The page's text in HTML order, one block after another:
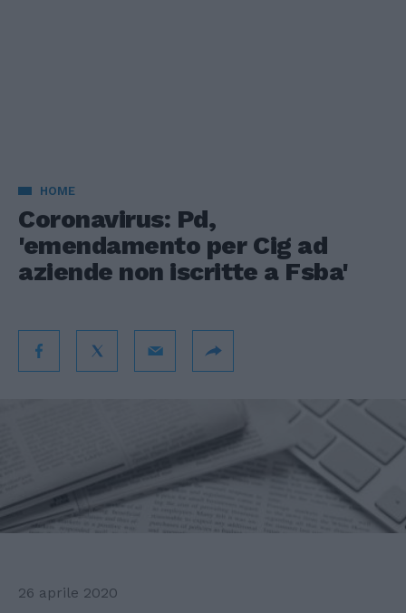
HOME
Coronavirus: Pd,
'emendamento per Cig ad
aziende non iscritte a Fsba'
26 aprile 2020